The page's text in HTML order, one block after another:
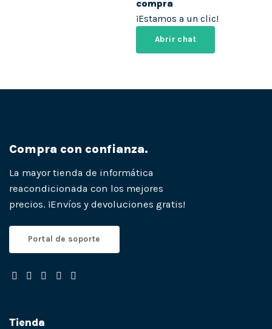
compra
¡Estamos a un clic!
Abrir chat
Compra con confianza.
La mayor tienda de informática
reacondicionada con los mejores
precios. ¡Envíos y devoluciones gratis!
Portal de soporte
Tienda